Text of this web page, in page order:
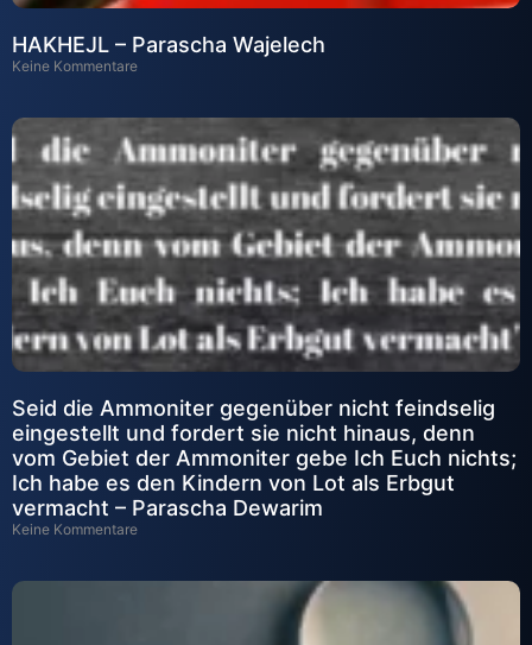
HAKHEJL – Parascha Wajelech
Keine Kommentare
Seid die Ammoniter gegenüber nicht feindselig
eingestellt und fordert sie nicht hinaus, denn
vom Gebiet der Ammoniter gebe Ich Euch nichts;
Ich habe es den Kindern von Lot als Erbgut
vermacht – Parascha Dewarim
Keine Kommentare